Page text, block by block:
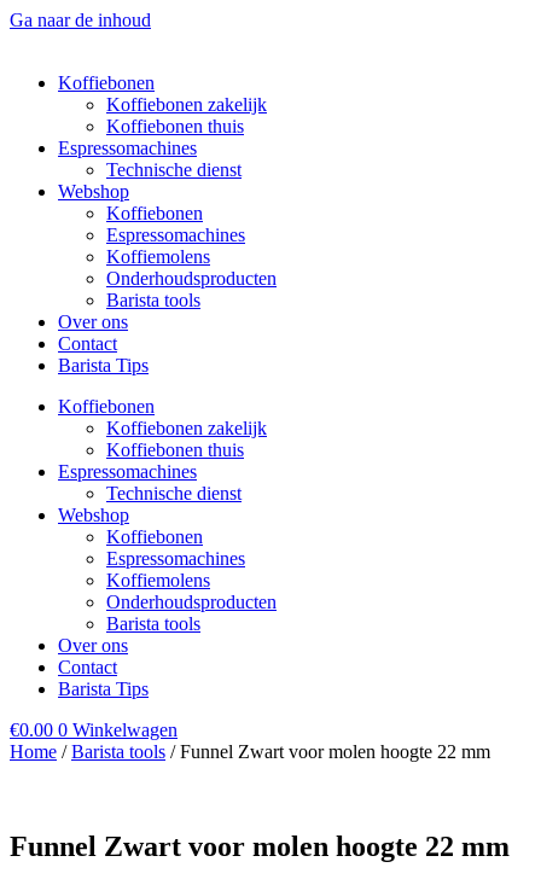
Ga naar de inhoud
Koffiebonen
Koffiebonen zakelijk
Koffiebonen thuis
Espressomachines
Technische dienst
Webshop
Koffiebonen
Espressomachines
Koffiemolens
Onderhoudsproducten
Barista tools
Over ons
Contact
Barista Tips
Koffiebonen
Koffiebonen zakelijk
Koffiebonen thuis
Espressomachines
Technische dienst
Webshop
Koffiebonen
Espressomachines
Koffiemolens
Onderhoudsproducten
Barista tools
Over ons
Contact
Barista Tips
€0.00 0 Winkelwagen
Home /Barista tools / Funnel Zwart voor molen hoogte 22 mm
Funnel Zwart voor molen hoogte 22 mm